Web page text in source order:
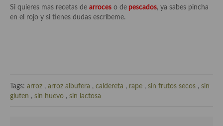
Cocina Madrileña
Cocina Valenciana
Si quieres mas recetas de arroces o de pescados, ya sabes pincha
en el rojo y si tienes dudas escríbeme.
Tags: arroz , arroz albufera , caldereta , rape , sin frutos secos , sin
gluten , sin huevo , sin lactosa